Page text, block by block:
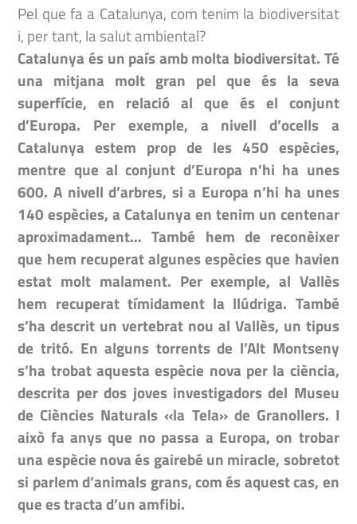
Pel que fa a Catalunya, com tenim la biodiversitat
i, per tant, la salut ambiental?
Catalunya és un país amb molta biodiversitat. Té
una mitjana molt gran pel que és la seva
superfície, en relació al que és el conjunt
d’Europa. Per exemple, a nivell d’ocells a
Catalunya estem prop de les 450 espècies,
mentre que al conjunt d’Europa n’hi ha unes
600. A nivell d’arbres, si a Europa n’hi ha unes
140 espècies, a Catalunya en tenim un centenar
aproximadament… També hem de reconèixer
que hem recuperat algunes espècies que havien
estat molt malament. Per exemple, al Vallès
hem recuperat tímidament la llúdriga. També
s’ha descrit un vertebrat nou al Vallès, un tipus
de tritó. En alguns torrents de l’Alt Montseny
s’ha trobat aquesta espècie nova per la ciència,
descrita per dos joves investigadors del Museu
de Ciències Naturals «la Tela» de Granollers. I
això fa anys que no passa a Europa, on trobar
una espècie nova és gairebé un miracle, sobretot
si parlem d’animals grans, com és aquest cas, en
que es tracta d’un amfibi.